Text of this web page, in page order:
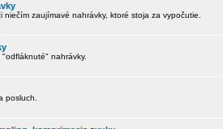
zaujímavé nahrávky, ktoré stoja za vypočutie.
nahrávky.
posluch.